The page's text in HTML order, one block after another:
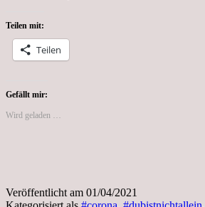
Teilen mit:
Teilen
Gefällt mir:
Wird geladen …
Veröffentlicht am 01/04/2021